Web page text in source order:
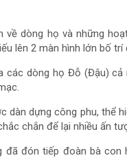
về dòng họ và những
lên 2 màn hình lớn bố
các dòng họ Đỗ (Đậu)
dàn dựng công phu, thể
chắn để lại nhiều ấn
đã đón tiếp đoàn bà